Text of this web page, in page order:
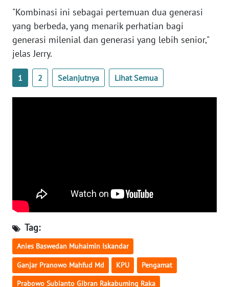
"Kombinasi ini sebagai pertemuan dua generasi
yang berbeda, yang menarik perhatian bagi
generasi milenial dan generasi yang lebih senior,"
jelas Jerry.
1 2 Selanjutnya Lihat Semua
Tag:
Anies Baswedan Muhaimin Iskandar
Ganjar Pranowo Mahfud Md KPU Pengamat
Prabowo Subianto Gibran Rakabuming Raka
PAPUA
WN
PAPUA
WN
SULTRA
WN
NTB
WN